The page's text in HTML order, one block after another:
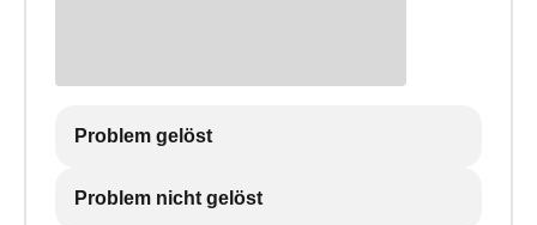
Problem gelöst
Problem nicht gelöst